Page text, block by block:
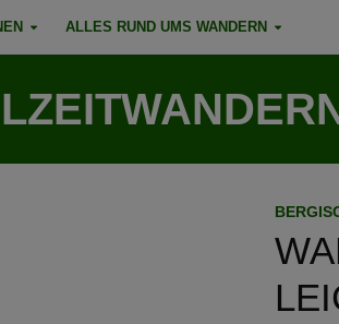
ALLES RUND UMS WANDERN